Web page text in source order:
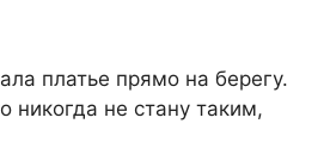
платье прямо на берегу.
никогда не стану таким,